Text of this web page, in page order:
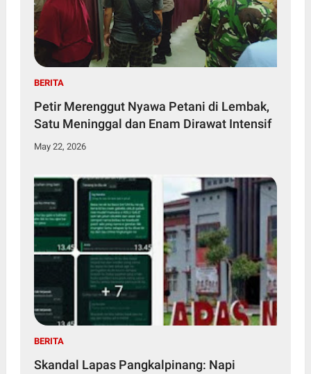
BERITA
Petir Merenggut Nyawa Petani di Lembak,
Satu Meninggal dan Enam Dirawat Intensif
May 22, 2026
BERITA
Skandal Lapas Pangkalpinang: Napi